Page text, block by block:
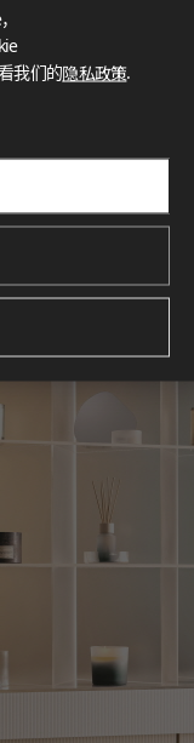
我们的隐私政策.